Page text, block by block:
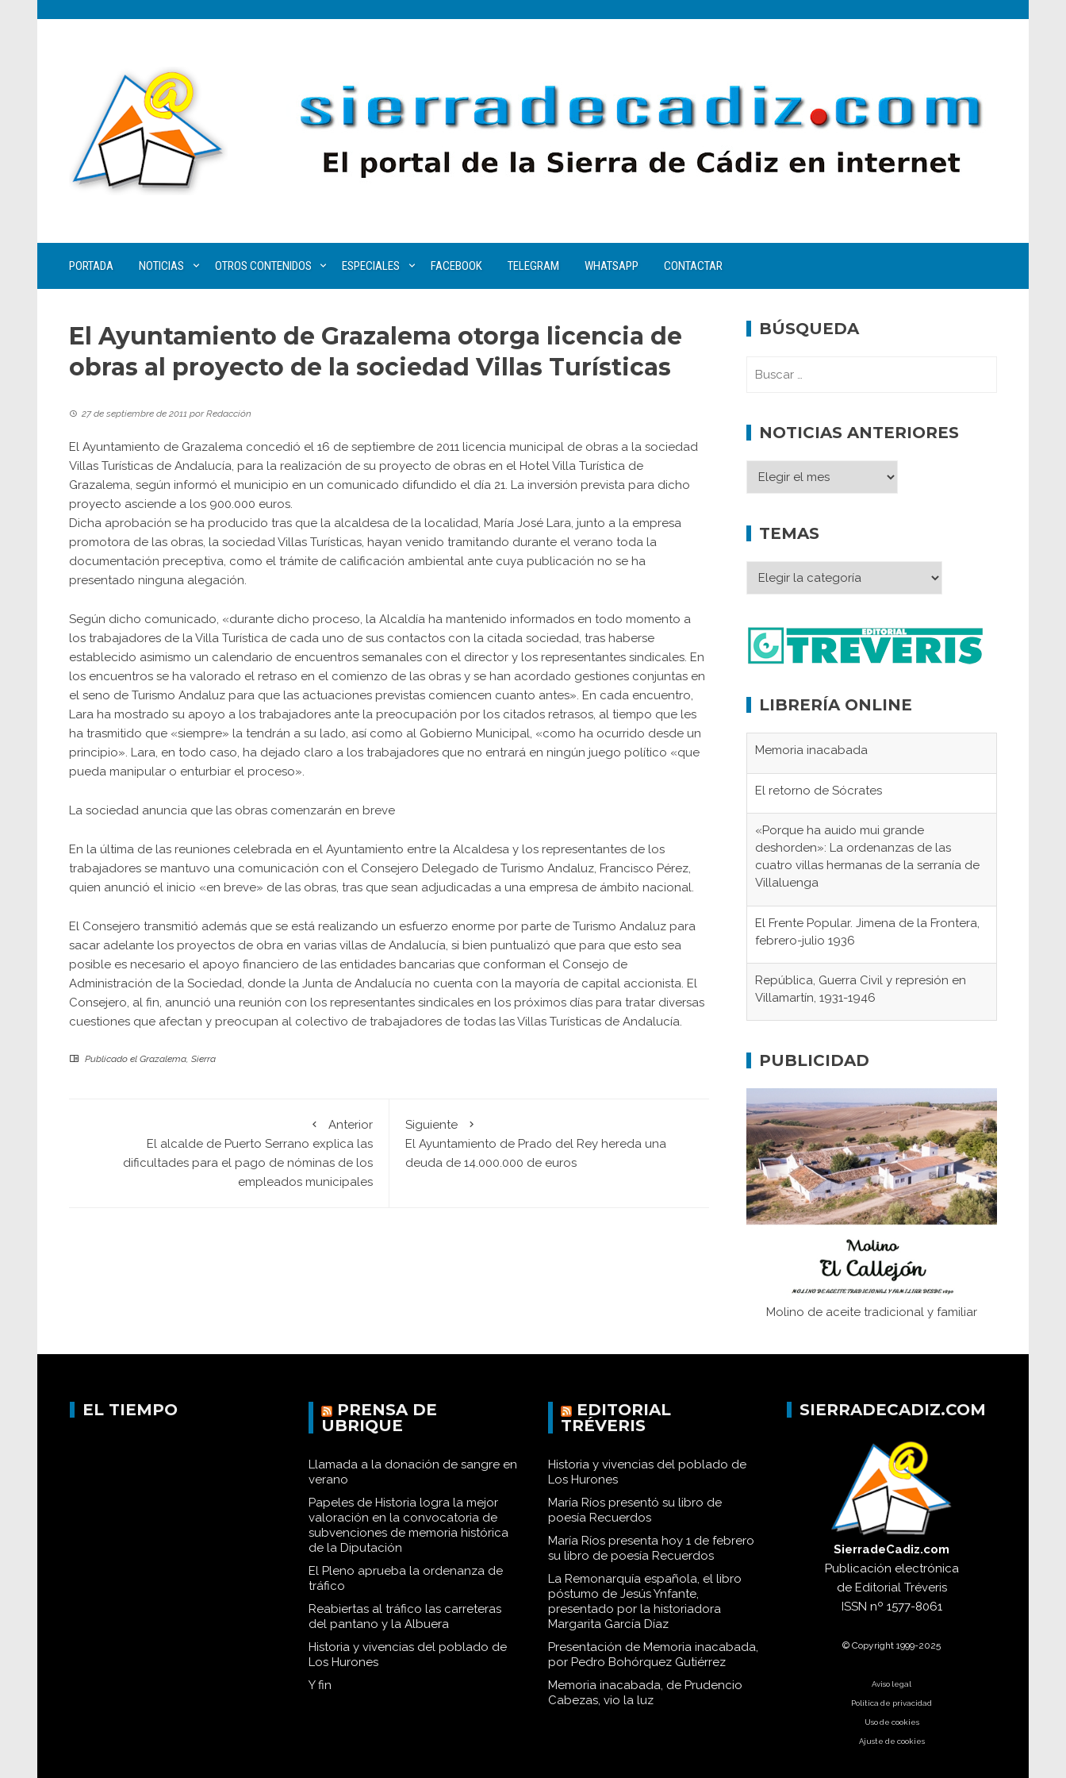
PORTADA NOTICIAS OTROS CONTENIDOS ESPECIALES FACEBOOK TELEGRAM WHATSAPP CONTACTAR
El Ayuntamiento de Grazalema otorga licencia de
obras al proyecto de la sociedad Villas Turísticas
27 de septiembre de 2011 porRedacción
El Ayuntamiento de Grazalema concedió el 16 de septiembre de 2011 licencia municipal de obras a la sociedad
Villas Turísticas de Andalucía, para la realización de su proyecto de obras en el Hotel Villa Turística de
Grazalema, según informó el municipio en un comunicado difundido el día 21. La inversión prevista para dicho
proyecto asciende a los 900.000 euros.
Dicha aprobación se ha producido tras que la alcaldesa de la localidad, María José Lara, junto a la empresa
promotora de las obras, la sociedad Villas Turísticas, hayan venido tramitando durante el verano toda la
documentación preceptiva, como el trámite de calificación ambiental ante cuya publicación no se ha
presentado ninguna alegación.
Según dicho comunicado, «durante dicho proceso, la Alcaldía ha mantenido informados en todo momento a
los trabajadores de la Villa Turística de cada uno de sus contactos con la citada sociedad, tras haberse
establecido asimismo un calendario de encuentros semanales con el director y los representantes sindicales. En
los encuentros se ha valorado el retraso en el comienzo de las obras y se han acordado gestiones conjuntas en
el seno de Turismo Andaluz para que las actuaciones previstas comiencen cuanto antes». En cada encuentro,
Lara ha mostrado su apoyo a los trabajadores ante la preocupación por los citados retrasos, al tiempo que les
ha trasmitido que «siempre» la tendrán a su lado, así como al Gobierno Municipal, «como ha ocurrido desde un
principio». Lara, en todo caso, ha dejado claro a los trabajadores que no entrará en ningún juego político «que
pueda manipular o enturbiar el proceso».
La sociedad anuncia que las obras comenzarán en breve
En la última de las reuniones celebrada en el Ayuntamiento entre la Alcaldesa y los representantes de los
trabajadores se mantuvo una comunicación con el Consejero Delegado de Turismo Andaluz, Francisco Pérez,
quien anunció el inicio «en breve» de las obras, tras que sean adjudicadas a una empresa de ámbito nacional.
El Consejero transmitió además que se está realizando un esfuerzo enorme por parte de Turismo Andaluz para
sacar adelante los proyectos de obra en varias villas de Andalucía, si bien puntualizó que para que esto sea
posible es necesario el apoyo financiero de las entidades bancarias que conforman el Consejo de
Administración de la Sociedad, donde la Junta de Andalucía no cuenta con la mayoría de capital accionista. El
Consejero, al fin, anunció una reunión con los representantes sindicales en los próximos días para tratar diversas
cuestiones que afectan y preocupan al colectivo de trabajadores de todas las Villas Turísticas de Andalucía.
Publicado el Grazalema, Sierra
Anterior
El alcalde de Puerto Serrano explica las
dificultades para el pago de nóminas de los
empleados municipales
Siguiente
El Ayuntamiento de Prado del Rey hereda una
deuda de 14.000.000 de euros
BÚSQUEDA
NOTICIAS ANTERIORES
TEMAS
LIBRERÍA ONLINE
Memoria inacabada
El retorno de Sócrates
«Porque ha auido mui grande
deshorden»: La ordenanzas de las
cuatro villas hermanas de la serranía de
Villaluenga
El Frente Popular. Jimena de la Frontera,
febrero-julio 1936
República, Guerra Civil y represión en
Villamartín, 1931-1946
concentración nazis
fundaciones de Bornos
El Frente Popular. Ubrique, febrero-julio
1936
Juntar las letras. La alfabetización en el
campo: del afán de saber a la
Historia y vivencias del poblado de Los
PUBLICIDAD
Molino de aceite tradicional y familiar
EL TIEMPO
PRENSA DE
UBRIQUE
Llamada a la donación de sangre en
verano
Papeles de Historia logra la mejor
valoración en la convocatoria de
subvenciones de memoria histórica
de la Diputación
El Pleno aprueba la ordenanza de
tráfico
Reabiertas al tráfico las carreteras
del pantano y la Albuera
Historia y vivencias del poblado de
Los Hurones
Y fin
EDITORIAL
TRÉVERIS
Historia y vivencias del poblado de
Los Hurones
María Ríos presentó su libro de
poesía Recuerdos
María Ríos presenta hoy 1 de febrero
su libro de poesía Recuerdos
La Remonarquía española, el libro
póstumo de Jesús Ynfante,
presentado por la historiadora
Margarita García Díaz
Presentación de Memoria inacabada,
por Pedro Bohórquez Gutiérrez
Memoria inacabada, de Prudencio
Cabezas, vio la luz
SIERRADECADIZ.COM
SierradeCadiz.com
Publicación electrónica
de Editorial Tréveris
ISSN nº 1577-8061
© Copyright 1999-2025
Aviso legal
Política de privacidad
Uso de cookies
Ajuste de cookies